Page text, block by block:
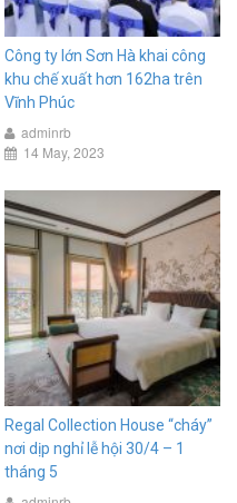
Công ty lớn Sơn Hà khai công
khu chế xuất hơn 162ha trên
Vĩnh Phúc
adminrb
14 May, 2023
Regal Collection House “cháy”
nơi dịp nghỉ lễ hội 30/4 – 1
tháng 5